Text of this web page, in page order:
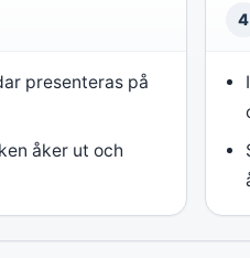
presenteras på
åker ut och
4